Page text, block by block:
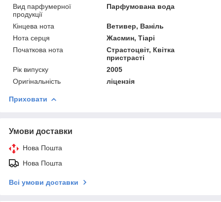
Вид парфумерної
продукції
Парфумована вода
Кінцева нота
Ветивер, Ваніль
Нота серця
Жасмин, Тіарі
Початкова нота
Страстоцвіт, Квітка
пристрасті
Рік випуску
2005
Оригінальність
ліцензія
Приховати
Умови доставки
Нова Пошта
Нова Пошта
Всі умови доставки